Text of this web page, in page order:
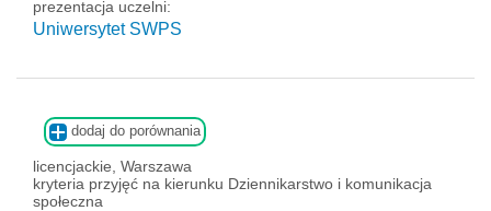
prezentacja uczelni:
Uniwersytet SWPS
dodaj do porównania
licencjackie, Warszawa
kryteria przyjęć na kierunku Dziennikarstwo i komunikacja
społeczna